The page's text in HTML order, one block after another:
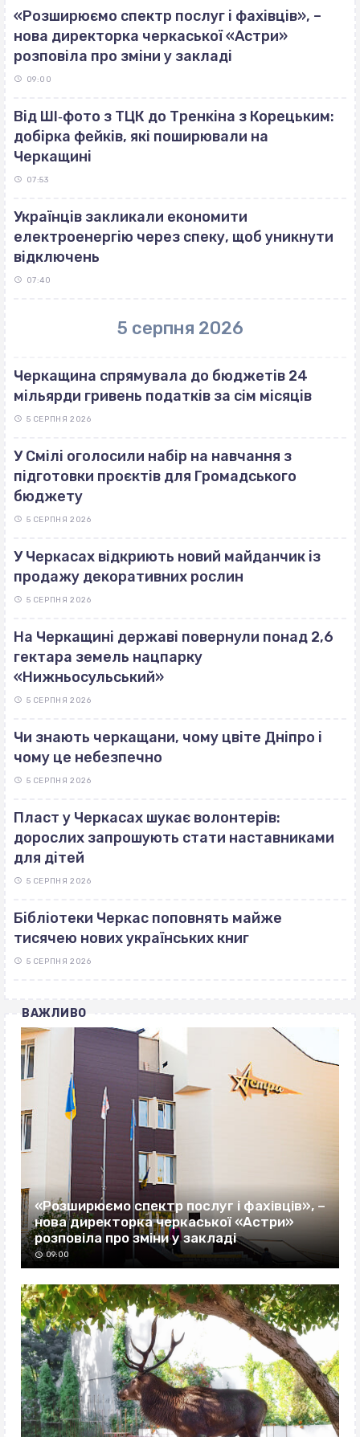
«Розширюємо спектр послуг і фахівців», –
нова директорка черкаської «Астри»
розповіла про зміни у закладі
09:00
Від ШІ‐фото з ТЦК до Тренкіна з Корецьким:
добірка фейків, які поширювали на
Черкащині
07:53
Українців закликали економити
електроенергію через спеку, щоб уникнути
відключень
07:40
5 серпня 2026
Черкащина спрямувала до бюджетів 24
мільярди гривень податків за сім місяців
5 СЕРПНЯ 2026
У Смілі оголосили набір на навчання з
підготовки проєктів для Громадського
бюджету
5 СЕРПНЯ 2026
У Черкасах відкриють новий майданчик із
продажу декоративних рослин
5 СЕРПНЯ 2026
На Черкащині державі повернули понад 2,6
гектара земель нацпарку
«Нижньосульський»
5 СЕРПНЯ 2026
Чи знають черкащани, чому цвіте Дніпро і
чому це небезпечно
5 СЕРПНЯ 2026
Пласт у Черкасах шукає волонтерів:
дорослих запрошують стати наставниками
для дітей
5 СЕРПНЯ 2026
Бібліотеки Черкас поповнять майже
тисячею нових українських книг
5 СЕРПНЯ 2026
ВАЖЛИВО
«Розширюємо спектр послуг і фахівців», –
нова директорка черкаської «Астри»
розповіла про зміни у закладі
09:00